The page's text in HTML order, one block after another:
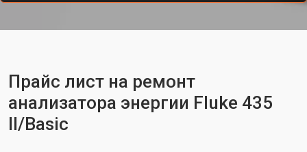
Прайс лист на ремонт
анализатора энергии Fluke 435
II/Basic